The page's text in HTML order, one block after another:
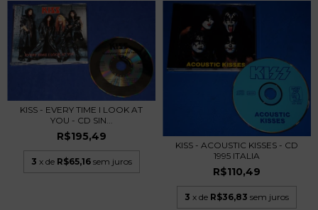
KISS - EVERY TIME I LOOK AT
YOU - CD SIN...
R$195,49
3 x de R$65,16 sem juros
KISS - ACOUSTIC KISSES - CD
1995 ITALIA
R$110,49
3 x de R$36,83 sem juros